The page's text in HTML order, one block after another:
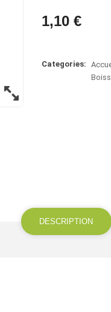
1,10 €
Categories:
DESCRIPTION